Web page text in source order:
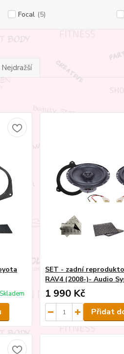
Focal (5)
Nejdražší
Skladem
SET - zadní
RAV4 (2008-)- Audio
1 990 Kč
Přidat